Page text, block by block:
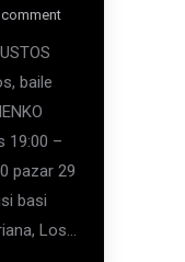
baile
19:00 –
pazar 29
basi
Los…